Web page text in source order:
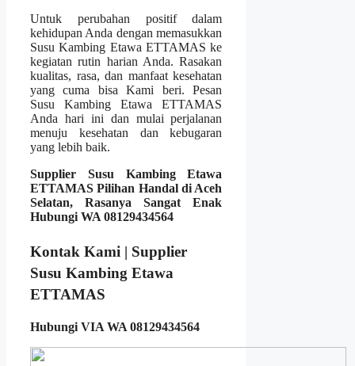
Untuk perubahan positif dalam
kehidupan Anda dengan memasukkan
Susu Kambing Etawa ETTAMAS ke
kegiatan rutin harian Anda. Rasakan
kualitas, rasa, dan manfaat kesehatan
yang cuma bisa Kami beri. Pesan
Susu Kambing Etawa ETTAMAS
Anda hari ini dan mulai perjalanan
menuju kesehatan dan kebugaran
yang lebih baik.
Supplier Susu Kambing Etawa
ETTAMAS Pilihan Handal di Aceh
Selatan, Rasanya Sangat Enak
Hubungi WA 08129434564
Kontak Kami | Supplier
Susu Kambing Etawa
ETTAMAS
Hubungi VIA WA 08129434564